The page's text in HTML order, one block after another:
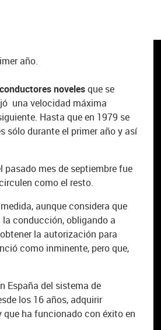
año.
novelesque se
una velocidad máxima
Hasta que en 1979 se
sólo durante el primer año y así
pasado mes de septiembre fue
como el resto.
aunque considera que
la conducción, obligando a
la autorización para
como inminente, pero que,
España del sistema de
los 16 años, adquirir
ha funcionado con éxito en